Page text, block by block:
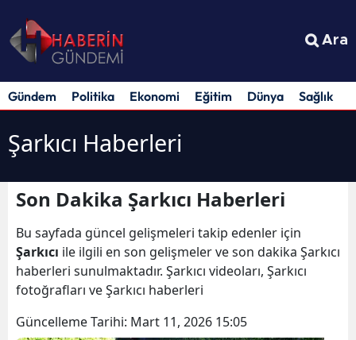
Ara
Gündem Politika Ekonomi Eğitim Dünya Sağlık
Şarkıcı Haberleri
Son Dakika Şarkıcı Haberleri
Bu sayfada güncel gelişmeleri takip edenler için
Şarkıcı ile ilgili en son gelişmeler ve son dakika Şarkıcı
haberleri sunulmaktadır. Şarkıcı videoları, Şarkıcı
fotoğrafları ve Şarkıcı haberleri
Güncelleme Tarihi: Mart 11, 2026 15:05